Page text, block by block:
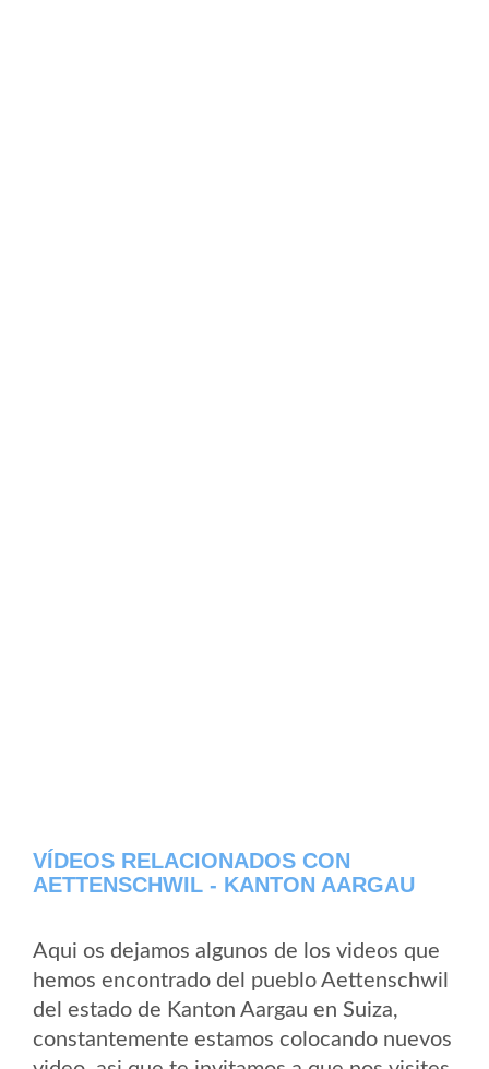
VÍDEOS RELACIONADOS CON
AETTENSCHWIL - KANTON AARGAU
Aqui os dejamos algunos de los videos que
hemos encontrado del pueblo Aettenschwil
del estado de Kanton Aargau en Suiza,
constantemente estamos colocando nuevos